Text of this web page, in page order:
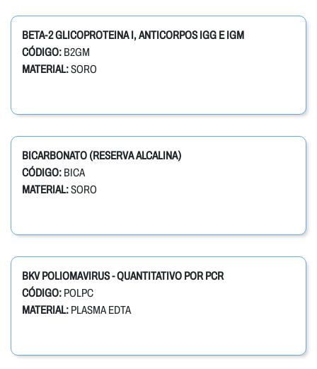
BETA-2 GLICOPROTEINA I, ANTICORPOS IGG E IGM
CÓDIGO: B2GM
MATERIAL:SORO
BICARBONATO (RESERVA ALCALINA)
CÓDIGO: BICA
MATERIAL:SORO
BKV POLIOMAVIRUS - QUANTITATIVO POR PCR
CÓDIGO: POLPC
MATERIAL: PLASMA EDTA